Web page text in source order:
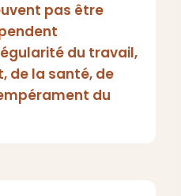
pas être
du travail,
de la santé, de
du